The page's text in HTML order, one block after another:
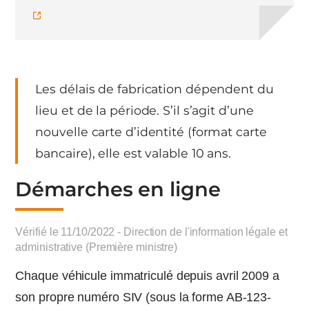
Les délais de fabrication dépendent du
lieu et de la période. S’il s’agit d’une
nouvelle carte d’identité (format carte
bancaire), elle est valable 10 ans.
Démarches en ligne
Vérifié le 11/10/2022 - Direction de l'information légale et
administrative (Première ministre)
Chaque véhicule immatriculé depuis avril 2009 a
son propre numéro SIV (sous la forme AB-123-